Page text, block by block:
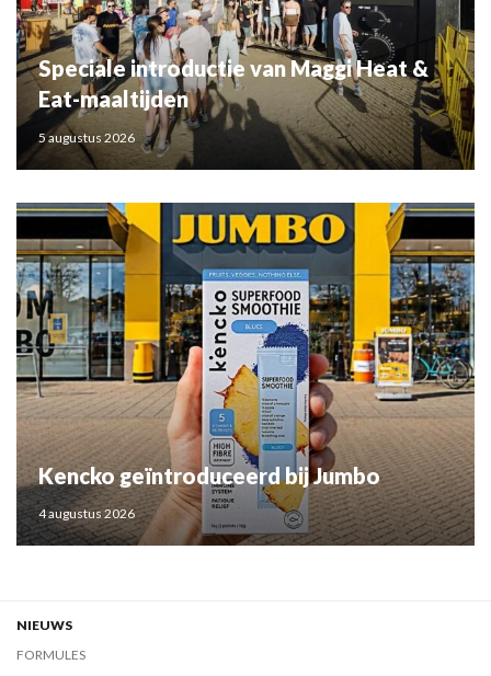
Speciale introductie van Maggi Heat &
Eat-maaltijden
5 augustus 2026
Kencko geïntroduceerd bij Jumbo
4 augustus 2026
NIEUWS
FORMULES